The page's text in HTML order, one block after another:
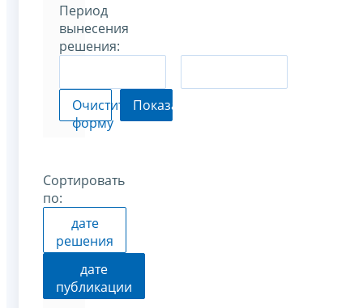
Период
вынесения
решения:
Очистить
форму
Показать
Сортировать
по:
дате
решения
дате
публикации